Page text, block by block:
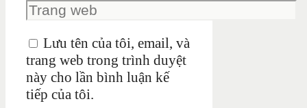
Lưu tên của tôi, email, và
trang web trong trình duyệt
này cho lần bình luận kế
tiếp của tôi.